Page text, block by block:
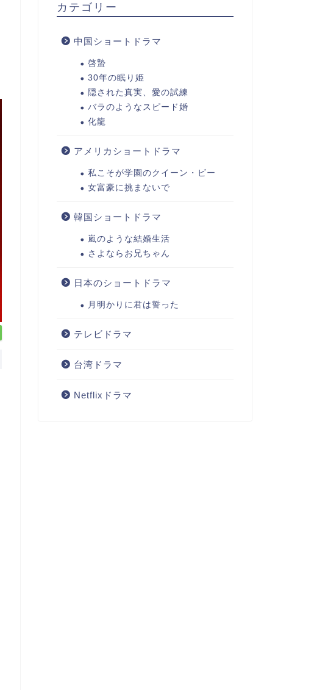
カテゴリー
中国ショートドラマ
啓蟄
30年の眠り姫
隠された真実、愛の試練
バラのようなスピード婚
化龍
アメリカショートドラマ
私こそが学園のクイーン・ビー
女富豪に挑まないで
韓国ショートドラマ
嵐のような結婚生活
さよならお兄ちゃん
日本のショートドラマ
月明かりに君は誓った
テレビドラマ
台湾ドラマ
Netflixドラマ